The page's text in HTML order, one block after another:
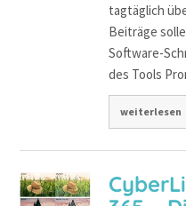
tagtäglich
Beiträge
Software-
des Tools
weiterlesen